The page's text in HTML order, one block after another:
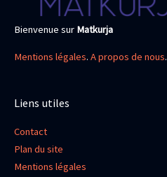
Bienvenue sur Matkurja
Mentions légales. A propos de nous.
Liens utiles
Contact
Plan du site
Mentions légales